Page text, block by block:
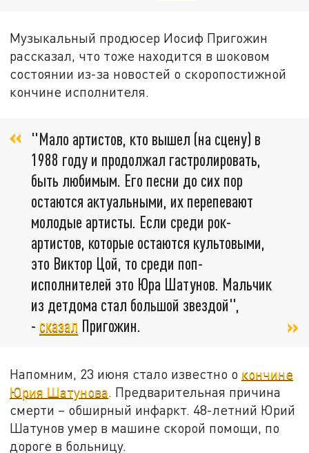
Музыкальный продюсер Иосиф Пригожин
рассказал, что тоже находится в шоковом
состоянии из-за новостей о скоропостижной
кончине исполнителя.
"Мало артистов, кто вышел (на сцену) в
1988 году и продолжал гастролировать,
быть любимым. Его песни до сих пор
остаются актуальными, их перепевают
молодые артисты. Если среди рок-
артистов, которые остаются культовыми,
это Виктор Цой, то среди поп-
исполнителей это Юра Шатунов. Мальчик
из детдома стал большой звездой",
- сказал Пригожин.
Напомним, 23 июня стало известно о кончине
Юрия Шатунова. Предварительная причина
смерти – обширный инфаркт. 48-летний Юрий
Шатунов умер в машине скорой помощи, по
дороге в больницу.